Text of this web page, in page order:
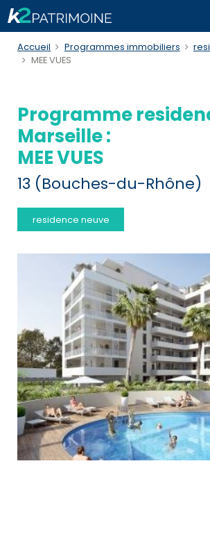
Accueil Programmes immobiliers
MEE VUES
Programme
Marseille :
MEE VUES
13 (Bouches-du-Rhône)
residence neuve